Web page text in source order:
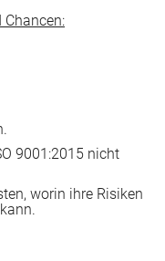
vor?
vor?
9001:2015 nicht
worin ihre Risiken